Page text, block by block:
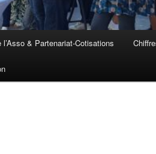
l’Asso & Partenariat-Cotisations